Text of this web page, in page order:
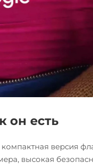
он есть
версия
высокая